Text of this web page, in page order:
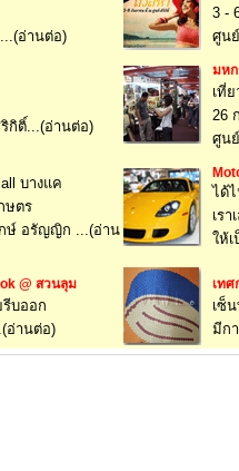
อ่านต่อ)
3 -
ศูน
กิติ์...(อ่านต่อ)
มหก
เที่
26
ศูน
บางแค
ษตร
ษ์ อรัญญิก ...(อ่าน
ได้
เร
ให้
@ สวนลุม
บออก
อ่านต่อ)
เทศ
เซ็
มีก